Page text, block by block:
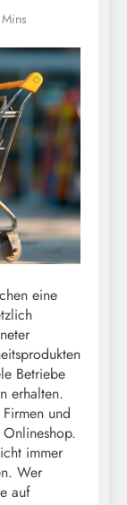
eine
Betriebe
erhalten.
und
immer
Wer
auf